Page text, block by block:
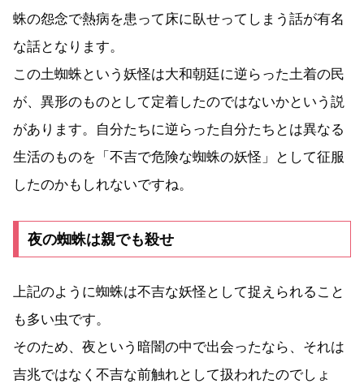
蛛の怨念で熱病を患って床に臥せってしまう話が有名
な話となります。
この土蜘蛛という妖怪は大和朝廷に逆らった土着の民
が、異形のものとして定着したのではないかという説
があります。自分たちに逆らった自分たちとは異なる
生活のものを「不吉で危険な蜘蛛の妖怪」として征服
したのかもしれないですね。
夜の蜘蛛は親でも殺せ
上記のように蜘蛛は不吉な妖怪として捉えられること
も多い虫です。
そのため、夜という暗闇の中で出会ったなら、それは
吉兆ではなく不吉な前触れとして扱われたのでしょ